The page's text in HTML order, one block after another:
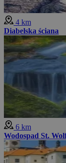
4 km
Diabelska ściana
6 km
Wodospad St.